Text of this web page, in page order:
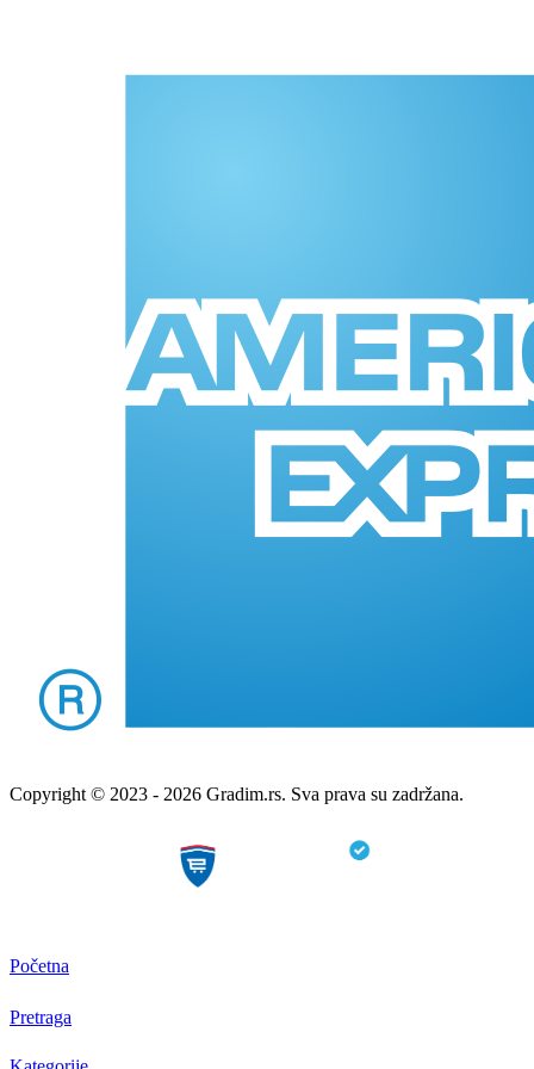
Copyright © 2023 - 2026 Gradim.rs. Sva prava su zadržana.
Početna
Pretraga